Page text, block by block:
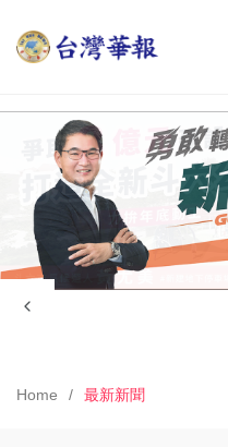
Home 最新新聞